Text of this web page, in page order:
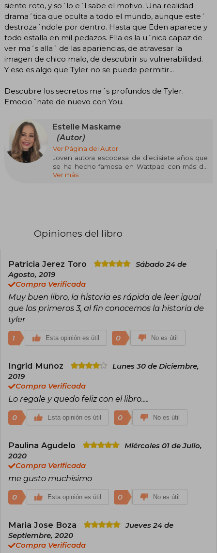
siente roto, y so´lo e´l sabe el motivo. Una realidad
drama´tica que oculta a todo el mundo, aunque este´
destroza´ndole por dentro. Hasta que Eden aparece y
todo estalla en mil pedazos. Ella es la u´nica capaz de
ver ma´s alla´ de las apariencias, de atravesar la
imagen de chico malo, de descubrir su vulnerabilidad.
Y eso es algo que Tyler no se puede permitir...
Descubre los secretos ma´s profundos de Tyler.
Emocio´nate de nuevo con You.
Estelle Maskame
(Autor)
Ver Página del Autor
Joven autora escocesa de diecisiete años que
se ha hecho famosa en Wattpad con más de
cuatro millones de descargas y 125,000
Ver más
Opiniones del libro
Patricia Jerez Toro
Sábado 24 de
Agosto, 2019
Compra Verificada
Muy buen libro, la historia es rápida de leer igual
que los primeros 3, al fin conocemos la historia de
tyler
1 Esta opinión es útil 0 No es útil
Ingrid Muñoz
Lunes 30 de Diciembre,
2019
Compra Verificada
Lo regale y quedo feliz con el libro.....
0 Esta opinión es útil 0 No es útil
Paulina Agudelo
Miércoles 01 de Julio,
2020
Compra Verificada
me gusto muchisimo
0 Esta opinión es útil 0 No es útil
Maria Jose Boza
Jueves 24 de
Septiembre, 2020
Compra Verificada